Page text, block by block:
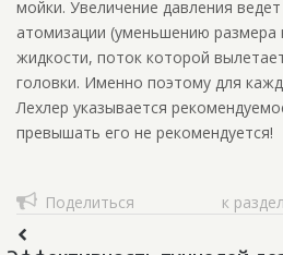
мойки. Увеличение давления
атомизации (уменьшению
жидкости, поток которой
головки. Именно поэтому для
Лехлер указывается
превышать его не рекомендуется!
Поделиться к